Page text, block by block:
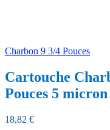
Charbon 9 3/4 Pouces
Cartouche
Pouces 5
18,82 €